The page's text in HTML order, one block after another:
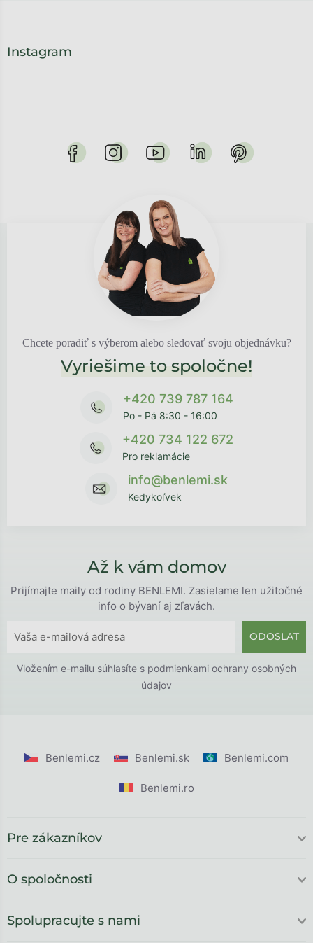
Instagram
Chcete poradiť s výberom alebo sledovať svoju objednávku?
Vyriešime to spoločne!
+420 739 787 164
Po - Pá 8:30 - 16:00
+420 734 122 672
Pro reklamácie
info@benlemi.sk
Kedykoľvek
Až k vám domov
Prijímajte maily od rodiny BENLEMI. Zasielame len užitočné
info o bývaní aj zľavách.
ODOSLAT
Vložením e-mailu súhlasíte s podmienkami ochrany osobných
údajov
Benlemi.cz Benlemi.sk Benlemi.com
Benlemi.ro
Pre zákazníkov
O spoločnosti
Spolupracujte s nami